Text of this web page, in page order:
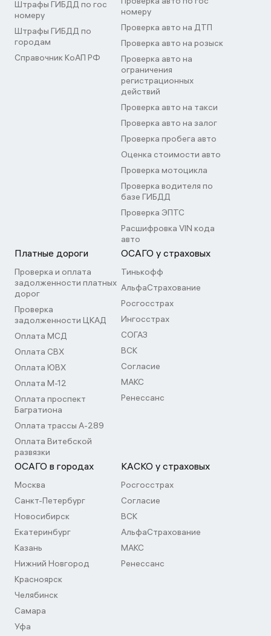
Штрафы ГИБДД по гос
номеру
Штрафы ГИБДД по
городам
Справочник КоАП РФ
номеру
Проверка авто на ДТП
Проверка авто на розыск
Проверка авто на
ограничения
регистрационных
действий
Проверка авто на такси
Проверка авто на залог
Проверка пробега авто
Оценка стоимости авто
Проверка мотоцикла
Проверка водителя по
базе ГИБДД
Проверка ЭПТС
Расшифровка VIN кода
авто
Платные дороги
Проверка и оплата
задолженности платных
дорог
Проверка
задолженности ЦКАД
Оплата МСД
Оплата СВХ
Оплата ЮВХ
Оплата М-12
Оплата проспект
Багратиона
Оплата трассы А-289
Оплата Витебской
развязки
ОСАГО у страховых
Тинькофф
АльфаСтрахование
Росгосстрах
Ингосстрах
СОГАЗ
ВСК
Согласие
МАКС
Ренессанс
ОСАГО в городах
Москва
Санкт-Петербург
Новосибирск
Екатеринбург
Казань
Нижний Новгород
Красноярск
Челябинск
Самара
Уфа
КАСКО у страховых
Росгосстрах
Согласие
ВСК
АльфаСтрахование
МАКС
Ренессанс